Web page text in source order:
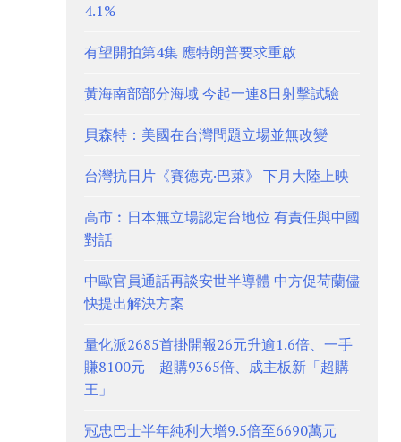
4.1%
有望開拍第4集 應特朗普要求重啟
黃海南部部分海域 今起一連8日射擊試驗
貝森特：美國在台灣問題立場並無改變
台灣抗日片《賽德克·巴萊》 下月大陸上映
高市︰日本無立場認定台地位 有責任與中國
對話
中歐官員通話再談安世半導體 中方促荷蘭儘
快提出解決方案
量化派2685首掛開報26元升逾1.6倍、一手
賺8100元 超購9365倍、成主板新「超購
王」
冠忠巴士半年純利大增9.5倍至6690萬元